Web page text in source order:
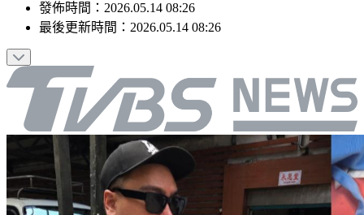
最後更新時間：2026.05.14 08:26